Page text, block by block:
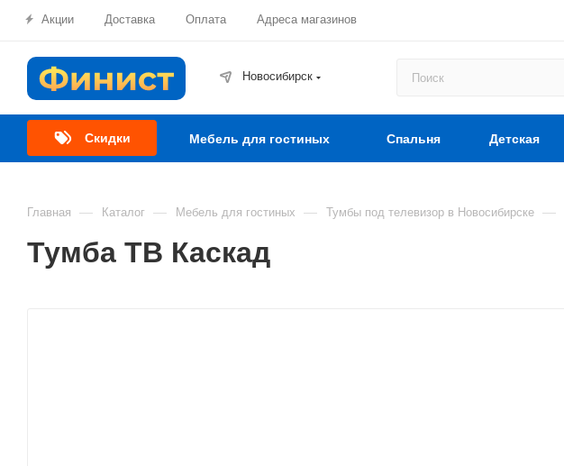
Акции Доставка Оплата Адреса магазинов
Новосибирск
Скидки Мебель для гостиных Спальня Детская
Главная — Каталог — Мебель для гостиных — Тумбы под телевизор в Новосибирске —
Тумба ТВ Каскад